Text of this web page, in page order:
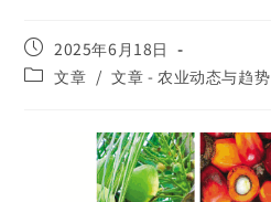
2025年6月18日
文章 / 文章 - 农业动态与趋势